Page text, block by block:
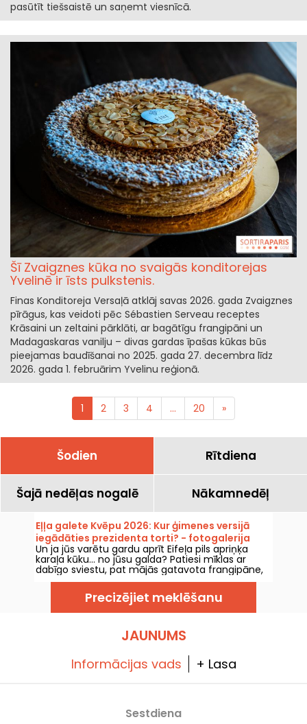
pasūtīt tiešsaistē un saņemt viesnīcā.
Šī Zvaigznes kūka no svaigās konditorejas
Yvelinē ir īsts pulkstenis.
Finas Konditoreja Versaļā atklāj savas 2026. gada Zvaigznes
pīrāgus, kas veidoti pēc Sébastien Serveau receptes
Krāsaini un zeltaini pārklāti, ar bagātīgu frangipāni un
Madagaskaras vanilju – divas gardas īpašas kūkas būs
pieejamas baudīšanai no 2025. gada 27. decembra līdz
2026. gada 1. februārim Yvelinu reģionā.
1 2 3 4 ... 20 »
Šodien Rītdiena
Šajā nedēļas nogalē Nākamnedēļ
Eļļa galete Kvēpu 2026: Kur ģimenes versijā
iegādāties prezidenta torti? - fotogalerija
Un ja jūs varētu gardu aprīt Eifeļa pils apriņķa
karaļa kūku… no jūsu galda? Patiesi mīklas ar
dabīgo sviestu, pat mājās gatavota frangipāne,
un šoreiz ar pērli, lai katrs kļūtu par karali vai
karalieni uz brīdi, ēdot gabaliņu. Tā ir nopērkama
ģimenes lieluma versijā kādā amatnieku
konditorejā 15. rajonā – pēc receptes, kas
baudījumu, bet šoreiz domāta tieši mūsu
kopējām svētku galdam!
Precizējiet meklēšanu
JAUNUMS
Informācijas vads + Lasa
Sestdiena